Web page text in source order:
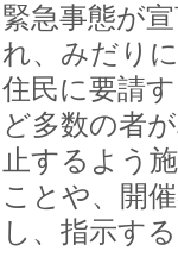
緊急事態が
れ、みだり
住民に要請
ど多数の者
止するよう
ことや、開
し、指示す